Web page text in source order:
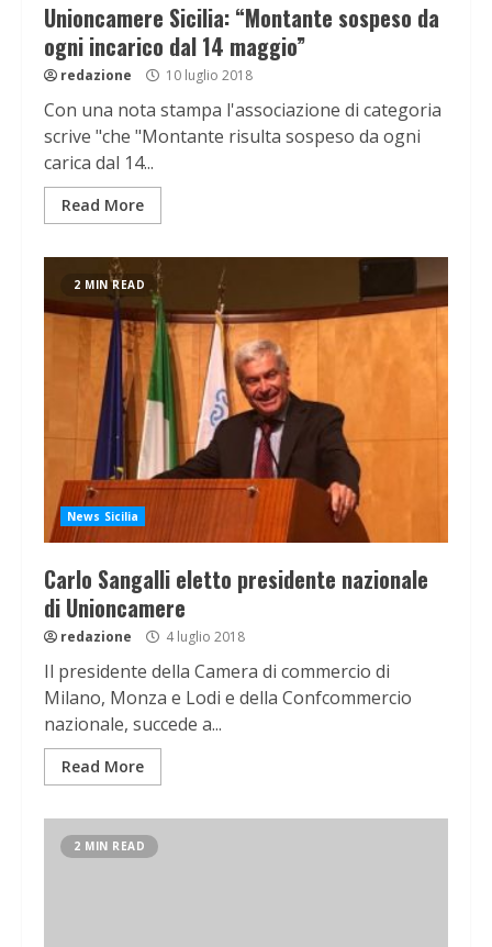
Unioncamere Sicilia: “Montante sospeso da
ogni incarico dal 14 maggio”
redazione 10 luglio 2018
Con una nota stampa l'associazione di categoria
scrive "che "Montante risulta sospeso da ogni
carica dal 14...
Read More
2 MIN READ
News Sicilia
Carlo Sangalli eletto presidente nazionale
di Unioncamere
redazione 4 luglio 2018
Il presidente della Camera di commercio di
Milano, Monza e Lodi e della Confcommercio
nazionale, succede a...
Read More
2 MIN READ